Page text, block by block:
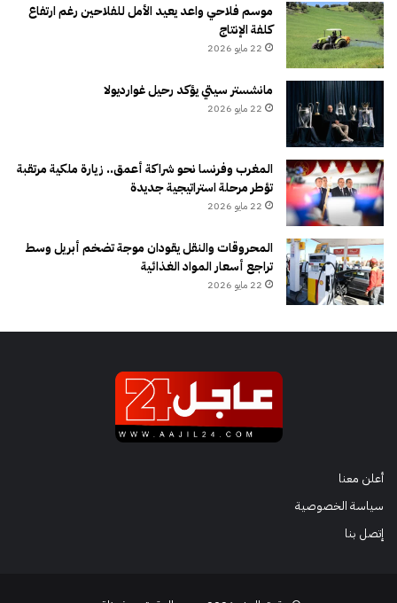
موسم فلاحي واعد يعيد الأمل للفلاحين رغم ارتفاع
كلفة الإنتاج
22 مايو 2026
مانشستر سيتي يؤكد رحيل غوارديولا
22 مايو 2026
المغرب وفرنسا نحو شراكة أعمق.. زيارة ملكية مرتقبة
تؤطر مرحلة استراتيجية جديدة
22 مايو 2026
المحروقات والنقل يقودان موجة تضخم أبريل وسط
تراجع أسعار المواد الغذائية
22 مايو 2026
أعلن معنا
سياسة الخصوصية
إتصل بنا